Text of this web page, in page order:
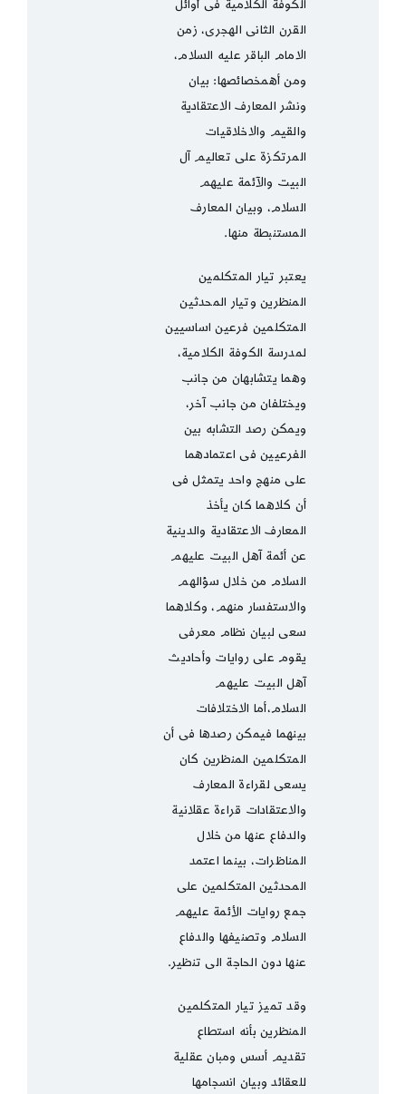
الكوفة الكلامية فى أوائل
القرن الثانى الهجرى، زمن
الامام الباقر عليه السلام،
ومن أهمخصائصها: بيان
ونشر المعارف الاعتقادية
والقيم والاخلاقيات
المرتكزة على تعاليم آل
البيت والآئمة عليهم
السلام، وبيان المعارف
المستنبطة منها.
يعتبر تيار المتكلمين
المنظرين وتيار المحدثين
المتكلمين فرعين اساسيين
لمدرسة الكوفة الكلامية،
وهما يتشابهان من جانب
ويختلفان من جانب آخر،
ويمكن رصد التشابه بين
الفرعيين فى اعتمادهما
على منهج واحد يتمثل فى
أن كلاهما كان يأخذ
المعارف الاعتقادية والدينية
عن أئمة آهل البيت عليهم
السلام من خلال سؤالهم
والاستفسار منهم، وكلاهما
سعى لبيان نظام معرفى
يقوم على روايات وأحاديث
آهل البيت عليهم
السلام،أما الاختلافات
بينهما فيمكن رصدها فى أن
المتكلمين المنظرين كان
يسعى لقراءة المعارف
والاعتقادات قراءة عقلانية
والدفاع عنها من خلال
المناظرات، بينما اعتمد
المحدثين المتكلمين على
جمع روايات الأئمة عليهم
السلام وتصنيفها والدفاع
عنها دون الحاجة الى تنظير.
وقد تميز تيار المتكلمين
المنظرين بأنه استطاع
تقديم أسس ومبان عقلية
للعقائد وبيان انسجامها